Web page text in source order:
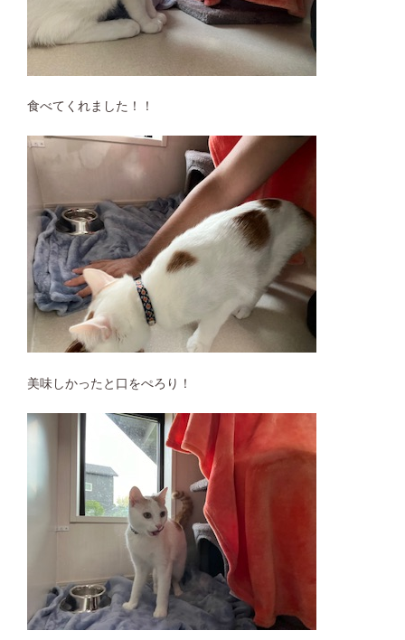
食べてくれました！！
美味しかったと口をぺろり！